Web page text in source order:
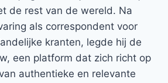
de rest van de wereld. Na
als correspondent voor
kranten, legde hij de
een platform dat zich richt op
authentieke en relevante